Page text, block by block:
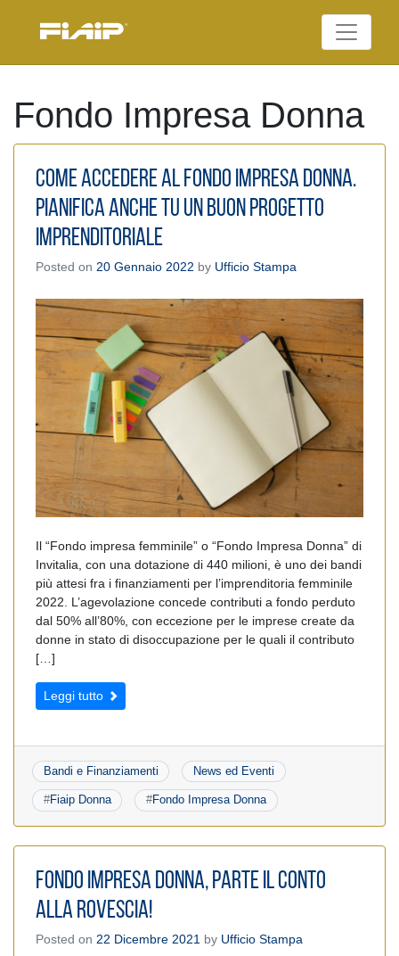
Federazione Italiana
Fondo Impresa Donna
Come accedere al Fondo Impresa Donna.
Pianifica anche tu un buon progetto
imprenditoriale
Posted on 20 Gennaio 2022 by Ufficio Stampa
Il “Fondo impresa femminile” o “Fondo Impresa Donna” di
Invitalia, con una dotazione di 440 milioni, è uno dei bandi
più attesi fra i finanziamenti per l’imprenditoria femminile
2022. L’agevolazione concede contributi a fondo perduto
dal 50% all’80%, con eccezione per le imprese create da
donne in stato di disoccupazione per le quali il contributo
[…]
Leggi tutto
Bandi e Finanziamenti News ed Eventi
#Fiaip Donna #Fondo Impresa Donna
Fondo Impresa Donna, parte il conto
alla rovescia!
Posted on 22 Dicembre 2021 by Ufficio Stampa